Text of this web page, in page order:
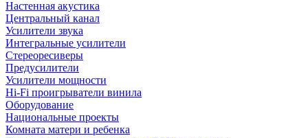
Настенная акустика
Центральный канал
Усилители звука
Интегральные усилители
Стереоресиверы
Предусилители
Усилители мощности
Hi-Fi проигрыватели винила
Оборудование
Национальные проекты
Комната матери и ребенка